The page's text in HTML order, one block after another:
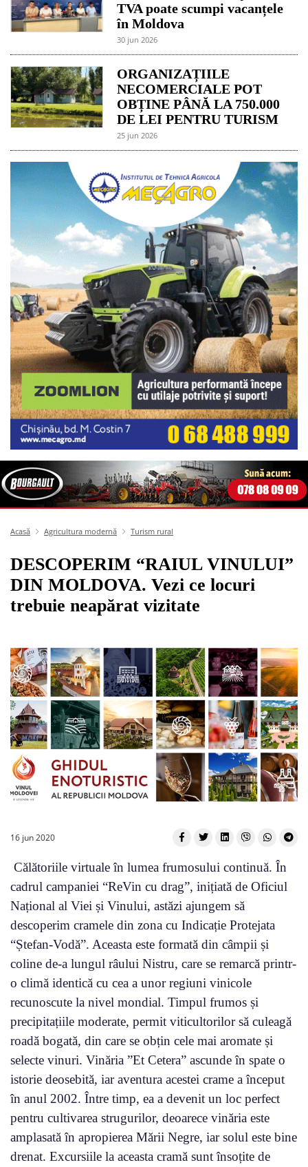
TVA poate scumpi vacanțele
în Moldova
30 jun 2026
ORGANIZAȚIILE
NECOMERCIALE POT
OBȚINE PÂNĂ LA 750.000
DE LEI PENTRU TURISM
25 jun 2026
Acasă Agricultura modernă Turism rural
DESCOPERIM “RAIUL VINULUI”
DIN MOLDOVA. Vezi ce locuri
trebuie neapărat vizitate
16 jun 2020
Călătoriile virtuale în lumea frumosului continuă. În
cadrul campaniei “ReVin cu drag”, inițiată de Oficiul
Național al Viei și Vinului, astăzi ajungem să
descoperim cramele din zona cu Indicație Protejata
“Ștefan-Vodă”. Aceasta este formată din câmpii și
coline de-a lungul râului Nistru, care se remarcă printr-
o climă identică cu cea a unor regiuni vinicole
recunoscute la nivel mondial. Timpul frumos și
precipitațiile moderate, permit viticultorilor să culeagă
roadă bogată, din care se obțin cele mai aromate și
selecte vinuri. Vinăria ”Et Cetera” ascunde în spate o
istorie deosebită, iar aventura acestei crame a început
în anul 2002. Între timp, ea a devenit un loc perfect
pentru cultivarea strugurilor, deoarece vinăria este
amplasată în apropierea Mării Negre, iar solul este bine
drenat. Excursiile la aceasta cramă sunt însoțite de